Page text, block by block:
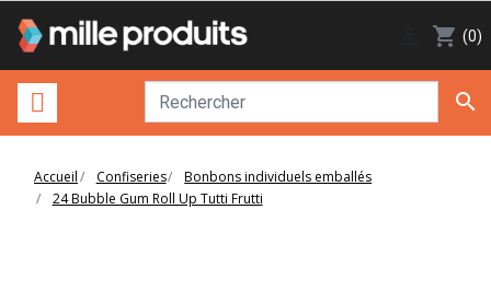
shopping_cart (0)

Accueil Confiseries
Bonbons individuels emballés
24 Bubble Gum Roll Up Tutti Frutti